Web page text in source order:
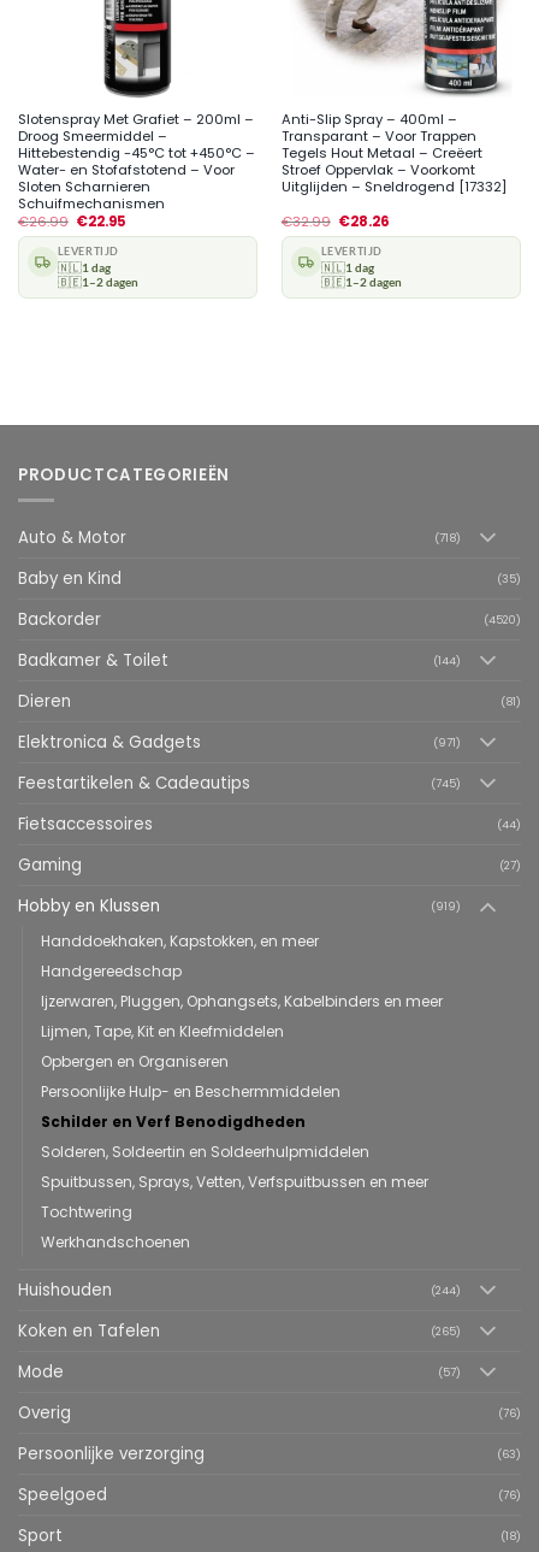
Slotenspray Met Grafiet – 200ml –
Droog Smeermiddel –
Hittebestendig -45°C tot +450°C –
Water- en Stofafstotend – Voor
Sloten Scharnieren
Schuifmechanismen
€26.99 €22.95
LEVERTIJD
🇳🇱1 dag
🇧🇪1–2 dagen
Anti-Slip Spray – 400ml –
Transparant – Voor Trappen
Tegels Hout Metaal – Creëert
Stroef Oppervlak – Voorkomt
Uitglijden – Sneldrogend [17332]
€32.99 €28.26
LEVERTIJD
🇳🇱1 dag
🇧🇪1–2 dagen
PRODUCTCATEGORIEËN
Auto & Motor (718)
Baby en Kind (35)
Backorder (4520)
Badkamer & Toilet (144)
Dieren (81)
Elektronica & Gadgets (971)
Feestartikelen & Cadeautips (745)
Fietsaccessoires (44)
Gaming (27)
Hobby en Klussen (919)
Handdoekhaken, Kapstokken, en meer
Handgereedschap
Ijzerwaren, Pluggen, Ophangsets, Kabelbinders en meer
Lijmen, Tape, Kit en Kleefmiddelen
Opbergen en Organiseren
Persoonlijke Hulp- en Beschermmiddelen
Schilder en Verf Benodigdheden
Solderen, Soldeertin en Soldeerhulpmiddelen
Spuitbussen, Sprays, Vetten, Verfspuitbussen en meer
Tochtwering
Werkhandschoenen
Huishouden (244)
Koken en Tafelen (265)
Mode (57)
Overig (76)
Persoonlijke verzorging (63)
Speelgoed (76)
Sport (18)